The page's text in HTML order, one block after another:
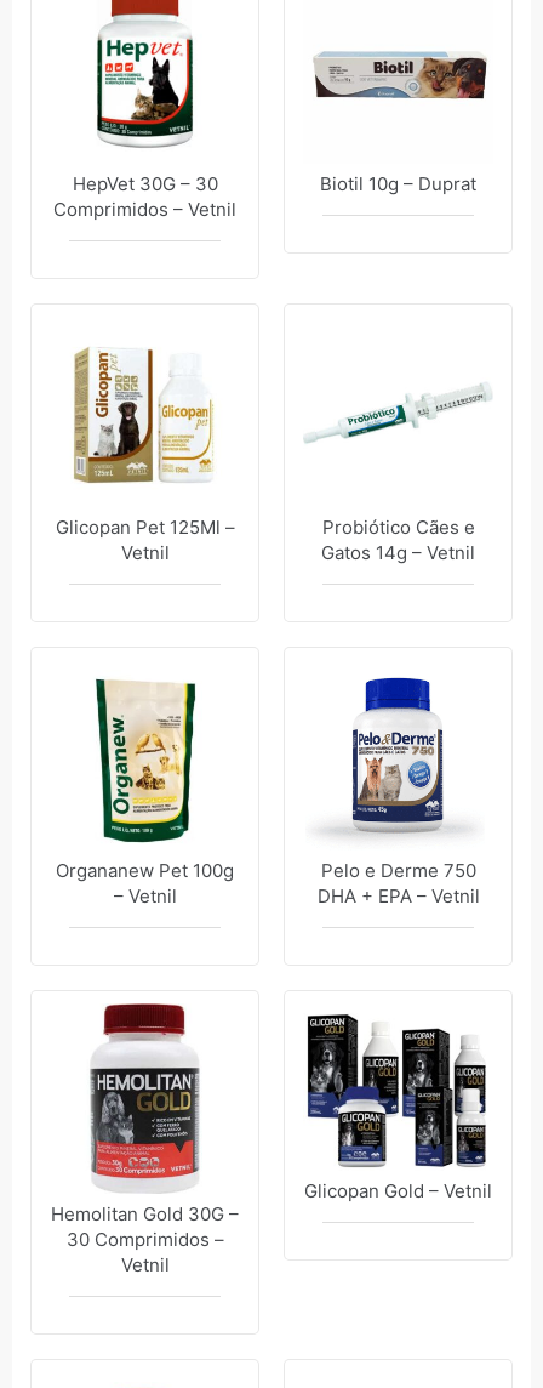
HepVet 30G – 30
Comprimidos – Vetnil
Biotil 10g – Duprat
Glicopan Pet 125Ml –
Vetnil
Probiótico Cães e
Gatos 14g – Vetnil
Organanew Pet 100g
– Vetnil
Pelo e Derme 750
DHA + EPA – Vetnil
Hemolitan Gold 30G –
30 Comprimidos –
Vetnil
Glicopan Gold – Vetnil